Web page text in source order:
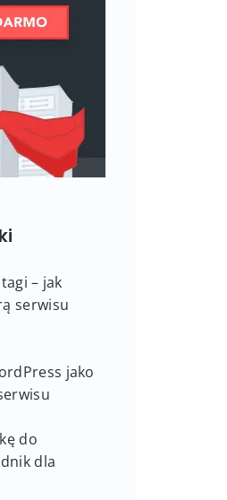
– jak
serwisu
jako
do
dla